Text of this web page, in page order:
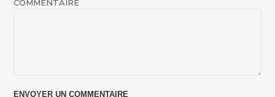
COMMENTAIRE